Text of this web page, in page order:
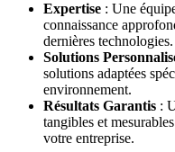
Expertise : Une
connaissance
dernières technologies.
Solutions
solutions adaptées
environnement.
Résultats Garantis :
tangibles et
votre entreprise.